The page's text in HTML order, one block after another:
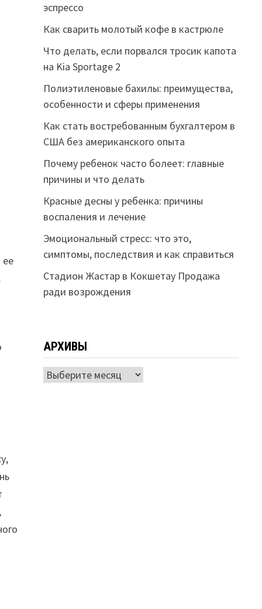
ее
эспрессо
Как сварить молотый кофе в кастрюле
Что делать, если порвался тросик капота
на Kia Sportage 2
Полиэтиленовые бахилы: преимущества,
особенности и сферы применения
Как стать востребованным бухгалтером в
США без американского опыта
Почему ребенок часто болеет: главные
причины и что делать
Красные десны у ребенка: причины
воспаления и лечение
Эмоциональный стресс: что это,
симптомы, последствия и как справиться
Стадион Жастар в Кокшетау Продажа
ради возрождения
АРХИВЫ
Архивы